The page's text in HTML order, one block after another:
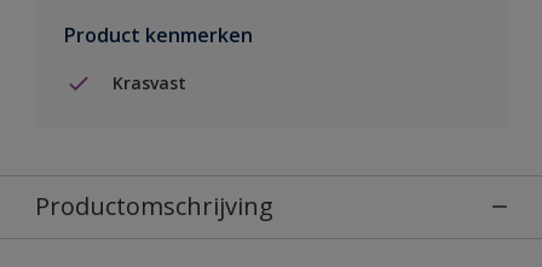
Product kenmerken
Krasvast
Productomschrijving